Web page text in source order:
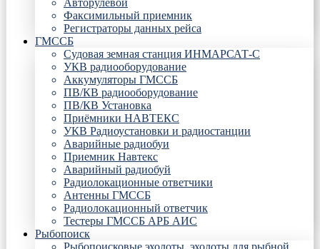
Авторулевой
Факсимильный приемник
Регистраторы данных рейса
ГМССБ
Судовая земная станция ИНМАРСАТ-С
УКВ радиооборудование
Аккумуляторы ГМССБ
ПВ/КВ радиооборудование
ПВ/КВ Установка
Приёмники НАВТЕКС
УКВ Радиоустановки и радиостанции
Аварийные радиобуи
Приемник Навтекс
Аварийный радиобуй
Радиолокационные ответчики
Антенны ГМССБ
Радиолокационный ответчик
Тестеры ГМССБ АРБ АИС
Рыбопоиск
Рыбопоисковые эхолоты, эхолоты для рыбной